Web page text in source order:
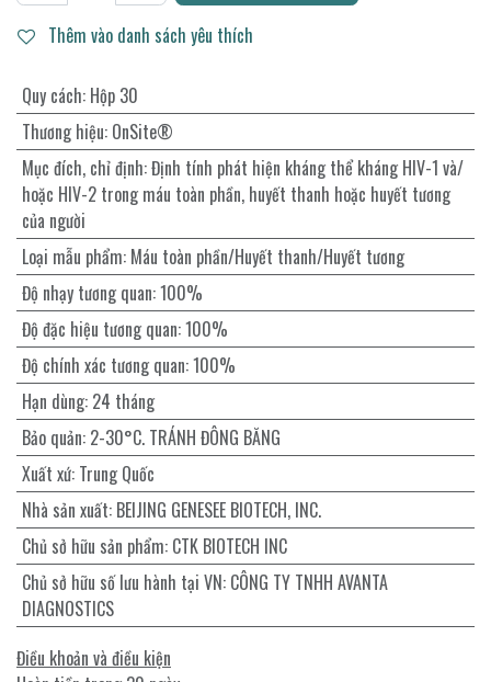
Thêm vào danh sách yêu thích
Quy cách: Hộp 30
Thương hiệu: OnSite®
Mục đích, chỉ định:Định tính phát hiện kháng thể kháng HIV-1 và/
hoặc HIV-2 trong máu toàn phần, huyết thanh hoặc huyết tương
của người
Loại mẫu phẩm: Máu toàn phần/Huyết thanh/Huyết tương
Độ nhạy tương quan:100%
Độ đặc hiệu tương quan:100%
Độ chính xác tương quan:100%
Hạn dùng: 24 tháng
Bảo quản: 2-30°C. TRÁNH ĐÔNG BĂNG
Xuất xứ: Trung Quốc
Nhà sản xuất: BEIJING GENESEE BIOTECH, INC.
Chủ sở hữu sản phẩm: CTK BIOTECH INC
Chủ sở hữu số lưu hành tại VN: CÔNG TY TNHH AVANTA
DIAGNOSTICS
Điều khoản và điều kiện